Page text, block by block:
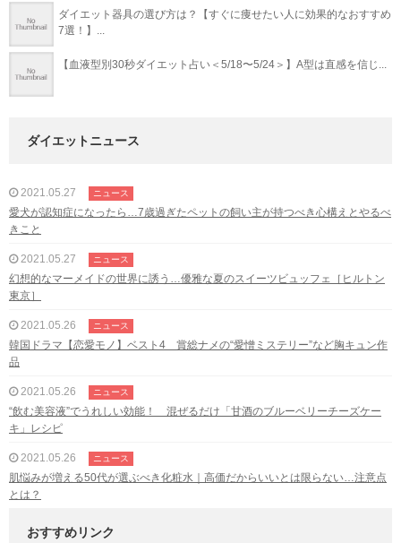
ダイエット器具の選び方は？【すぐに痩せたい人に効果的なおすすめ
7選！】...
【血液型別30秒ダイエット占い＜5/18〜5/24＞】A型は直感を信じ...
ダイエットニュース
2021.05.27 ニュース
愛犬が認知症になったら…7歳過ぎたペットの飼い主が持つべき心構えとやるべ
きこと
2021.05.27 ニュース
幻想的なマーメイドの世界に誘う…優雅な夏のスイーツビュッフェ［ヒルトン
東京］
2021.05.26 ニュース
韓国ドラマ【恋愛モノ】ベスト4 賞総ナメの“愛憎ミステリー”など胸キュン作
品
2021.05.26 ニュース
“飲む美容液”でうれしい効能！ 混ぜるだけ「甘酒のブルーベリーチーズケー
キ」レシピ
2021.05.26 ニュース
肌悩みが増える50代が選ぶべき化粧水｜高価だからいいとは限らない…注意点
とは？
おすすめリンク